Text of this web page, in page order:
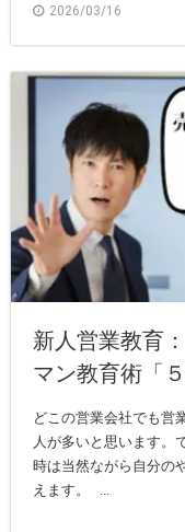
2026/03/16
新人営業教育
マン教育術「
どこの営業会社でも営
人が多いと思います。
時は当然ながら自分の
えます。 ...